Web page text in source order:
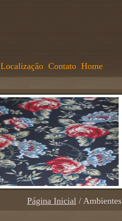
Localização Contato Home
Página Inicial / Ambientes